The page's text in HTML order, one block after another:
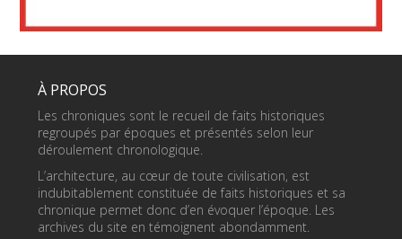
À PROPOS
Les chroniques sont le recueil de faits historiques
regroupés par époques et présentés selon leur
déroulement chronologique.
L’architecture, au cœur de toute civilisation, est
indubitablement constituée de faits historiques et sa
chronique permet donc d’en évoquer l’époque. Les
archives du site en témoignent abondamment.